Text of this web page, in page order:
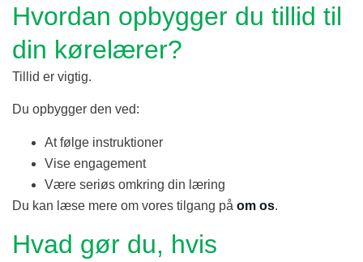
Hvordan opbygger du tillid til
din kørelærer?
Tillid er vigtig.
Du opbygger den ved:
At følge instruktioner
Vise engagement
Være seriøs omkring din læring
Du kan læse mere om vores tilgang på om os.
Hvad gør du, hvis